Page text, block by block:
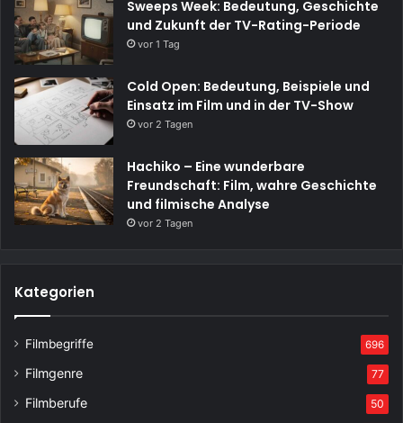
Sweeps Week: Bedeutung, Geschichte
und Zukunft der TV-Rating-Periode
vor 1 Tag
Cold Open: Bedeutung, Beispiele und
Einsatz im Film und in der TV-Show
vor 2 Tagen
Hachiko – Eine wunderbare
Freundschaft: Film, wahre Geschichte
und filmische Analyse
vor 2 Tagen
Kategorien
Filmbegriffe 696
Filmgenre 77
Filmberufe 50